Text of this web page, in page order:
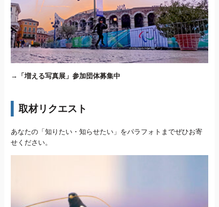
→ 「増える写真展」参加団体募集中
取材リクエスト
あなたの「知りたい・知らせたい」をパラフォトまでぜひお寄
せください。